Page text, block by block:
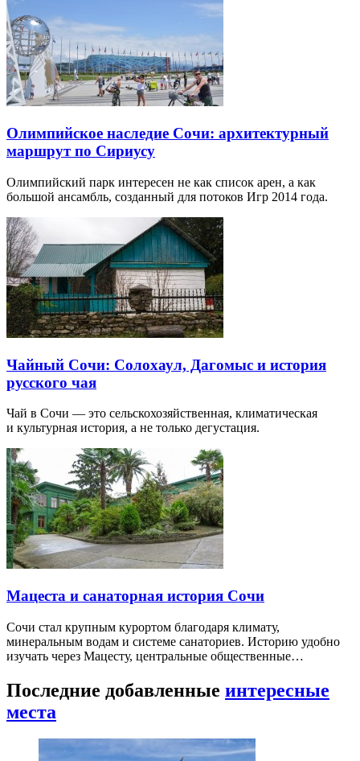
Олимпийское наследие Сочи: архитектурный
маршрут по Сириусу
Олимпийский парк интересен не как список арен, а как
большой ансамбль, созданный для потоков Игр 2014 года.
Чайный Сочи: Солохаул, Дагомыс и история
русского чая
Чай в Сочи — это сельскохозяйственная, климатическая
и культурная история, а не только дегустация.
Мацеста и санаторная история Сочи
Сочи стал крупным курортом благодаря климату,
минеральным водам и системе санаториев. Историю удобно
изучать через Мацесту, центральные общественные…
Последние добавленные интересные
места